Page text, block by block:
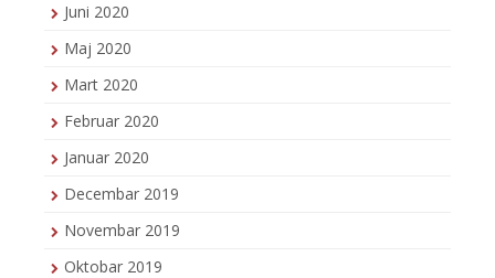
Juni 2020
Maj 2020
Mart 2020
Februar 2020
Januar 2020
Decembar 2019
Novembar 2019
Oktobar 2019